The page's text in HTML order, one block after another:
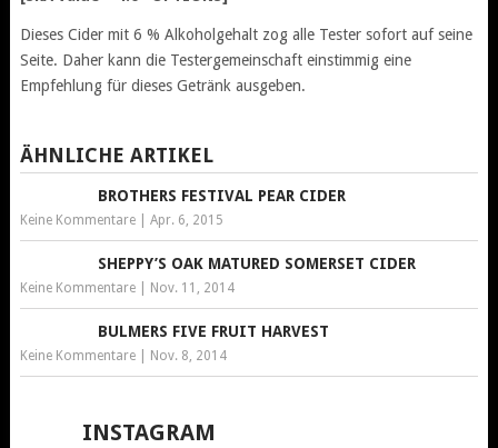
Dieses Cider mit 6 % Alkoholgehalt zog alle Tester sofort auf seine
Seite. Daher kann die Testergemeinschaft einstimmig eine
Empfehlung für dieses Getränk ausgeben.
ÄHNLICHE ARTIKEL
BROTHERS FESTIVAL PEAR CIDER
Keine Kommentare| Apr. 6, 2015
SHEPPY’S OAK MATURED SOMERSET CIDER
Keine Kommentare| Nov. 11, 2014
BULMERS FIVE FRUIT HARVEST
Keine Kommentare| Nov. 8, 2014
INSTAGRAM